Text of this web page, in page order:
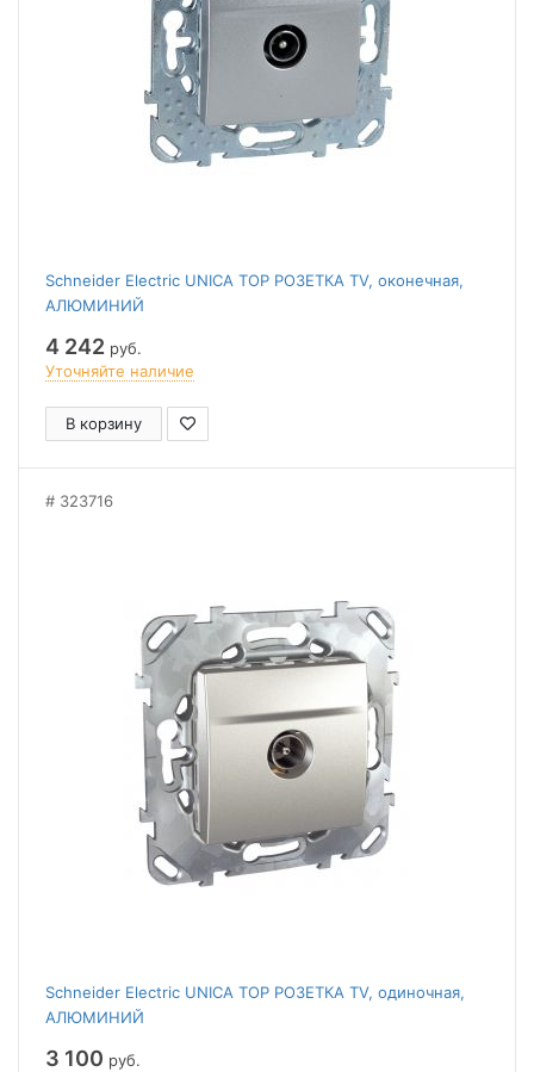
Schneider Electric UNICA TOP РОЗЕТКА TV, оконечная,
АЛЮМИНИЙ
4 242 руб.
Уточняйте наличие
В корзину
323716
Schneider Electric UNICA TOP РОЗЕТКА TV, одиночная,
АЛЮМИНИЙ
3 100 руб.